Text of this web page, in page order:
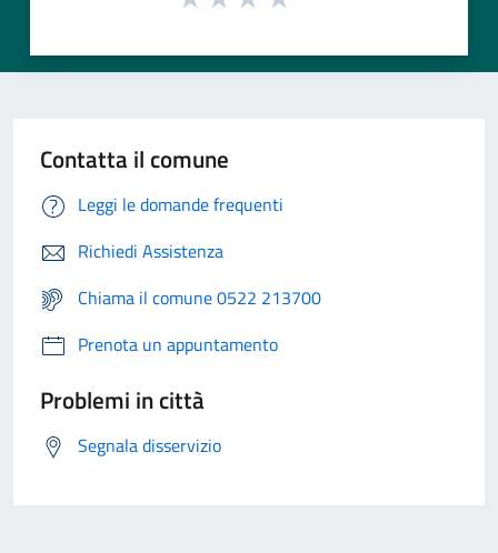
Contatta il comune
Leggi le domande frequenti
Richiedi Assistenza
Chiama il comune 0522 213700
Prenota un appuntamento
Problemi in città
Segnala disservizio